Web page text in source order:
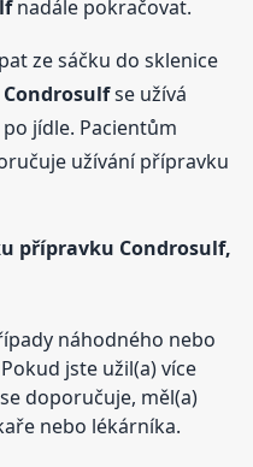
nadále pokračovat.
ze sáčku do sklenice
Condrosulfse užívá
jídle. Pacientům
užívání přípravku
přípravku Condrosulf,
náhodného nebo
jste užil(a) více
doporučuje, měl(a)
nebo lékárníka.